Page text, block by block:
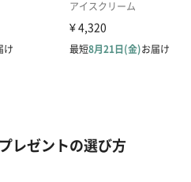
レゼントの選び方